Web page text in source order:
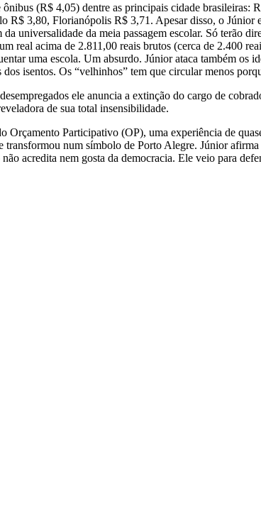
(R$ 4,05) dentre as principais cidade
3,80, Florianópolis R$ 3,71. Apesar disso, o Júnior
universalidade da meia passagem escolar. Só terão
real acima de 2.811,00 reais brutos (cerca de 2.400
uma escola. Um absurdo. Júnior ataca também os
isentos. Os “velhinhos” tem que circular menos
ele anuncia a extinção do cargo de
de sua total insensibilidade.
Orçamento Participativo (OP), uma experiência de
transformou num símbolo de Porto Alegre. Júnior
acredita nem gosta da democracia. Ele veio para